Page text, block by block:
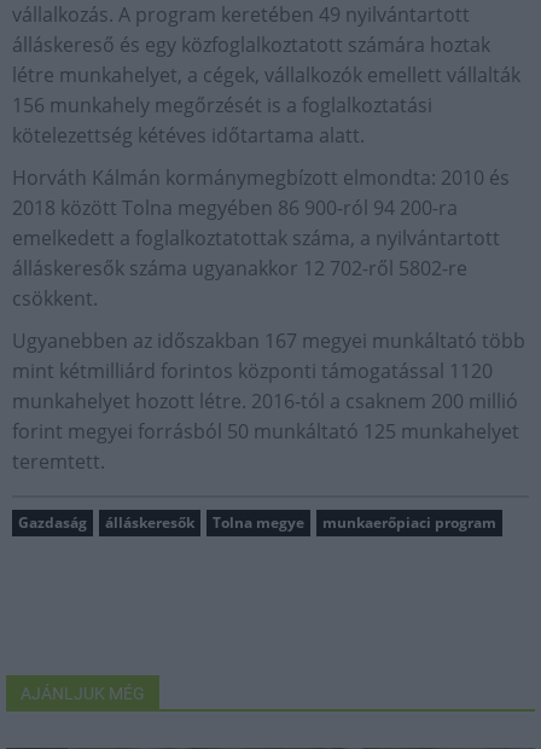
vállalkozás. A program keretében 49 nyilvántartott
álláskereső és egy közfoglalkoztatott számára hoztak
létre munkahelyet, a cégek, vállalkozók emellett vállalták
156 munkahely megőrzését is a foglalkoztatási
kötelezettség kétéves időtartama alatt.
Horváth Kálmán kormánymegbízott elmondta: 2010 és
2018 között Tolna megyében 86 900-ról 94 200-ra
emelkedett a foglalkoztatottak száma, a nyilvántartott
álláskeresők száma ugyanakkor 12 702-ről 5802-re
csökkent.
Ugyanebben az időszakban 167 megyei munkáltató több
mint kétmilliárd forintos központi támogatással 1120
munkahelyet hozott létre. 2016-tól a csaknem 200 millió
forint megyei forrásból 50 munkáltató 125 munkahelyet
teremtett.
Gazdaság álláskeresők Tolna megye munkaerőpiaci program
AJÁNLJUK MÉG